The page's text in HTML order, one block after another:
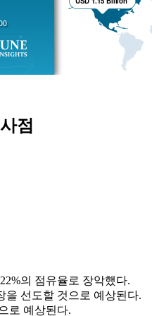
점
의 점유율로 장악했다.
을 선도할 것으로 예상된다.
로 예상된다.